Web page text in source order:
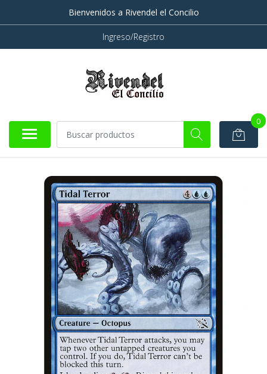
Bienvenidos a Rivendel el Concilio
Ingreso/Registro
0